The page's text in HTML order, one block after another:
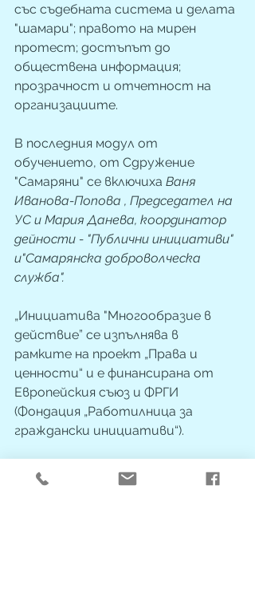
със съдебната система и делата
"шамари"; правото на мирен
протест; достъпът до
обществена информация;
прозрачност и отчетност на
организациите.
В последния модул от
обучението, от Сдружение
"Самаряни" се включиха Ваня
Иванова-Попова , Председател на
УС и Мария Данева, координатор
дейности - "Публични инициативи"
и"Самарянска доброволческа
служба".
„Инициатива "Многообразие в
действие” се изпълнява в
рамките на проект „Права и
ценности“ и е финансирана от
Европейския съюз и ФРГИ
(Фондация „Работилница за
граждански инициативи“).
Работа в мрежа